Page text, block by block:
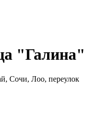
"Галина"
Сочи, Лоо, переулок